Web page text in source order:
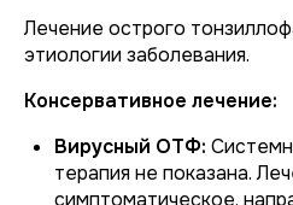
Лечение острого
этиологии заболевания.
Консервативное лечение:
Вирусный ОТФ:
терапия не показана.
симптоматическое,